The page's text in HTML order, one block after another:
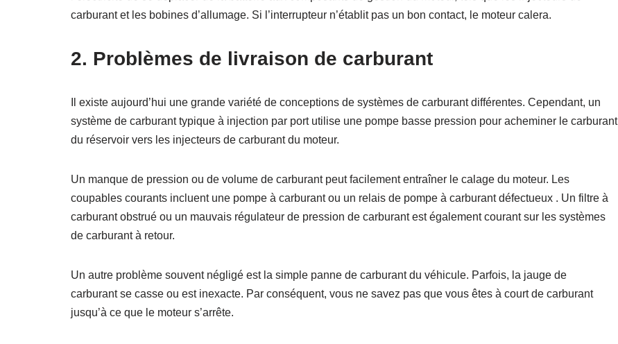
carburant et les bobines d’allumage. Si l’interrupteur n’établit pas un bon contact, le moteur calera.
2. Problèmes de livraison de carburant
Il existe aujourd’hui une grande variété de conceptions de systèmes de carburant différentes. Cependant, un
système de carburant typique à injection par port utilise une pompe basse pression pour acheminer le carburant
du réservoir vers les injecteurs de carburant du moteur.
Un manque de pression ou de volume de carburant peut facilement entraîner le calage du moteur. Les
coupables courants incluent une pompe à carburant ou un relais de pompe à carburant défectueux . Un filtre à
carburant obstrué ou un mauvais régulateur de pression de carburant est également courant sur les systèmes
de carburant à retour.
Un autre problème souvent négligé est la simple panne de carburant du véhicule. Parfois, la jauge de
carburant se casse ou est inexacte. Par conséquent, vous ne savez pas que vous êtes à court de carburant
jusqu’à ce que le moteur s’arrête.